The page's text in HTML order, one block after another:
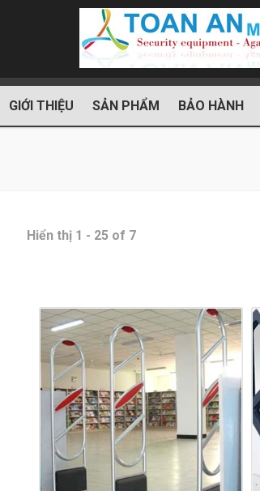
GIỚI THIỆU SẢN PHẨM BẢO HÀNH
Hiển thị 1 - 25 of 7